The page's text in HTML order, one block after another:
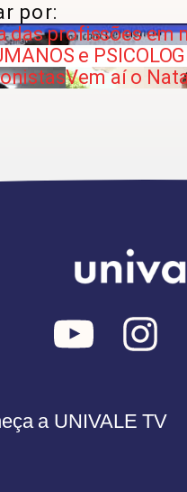
por:
das profissões em
e
Vem aí o
a UNIVALE TV